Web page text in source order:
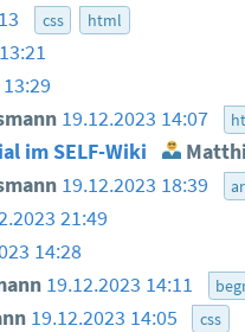
css html
19.12.2023 14:07
im SELF-Wiki
19.12.2023 18:39
21:49
14:28
19.12.2023 14:11
19.12.2023 14:05 css